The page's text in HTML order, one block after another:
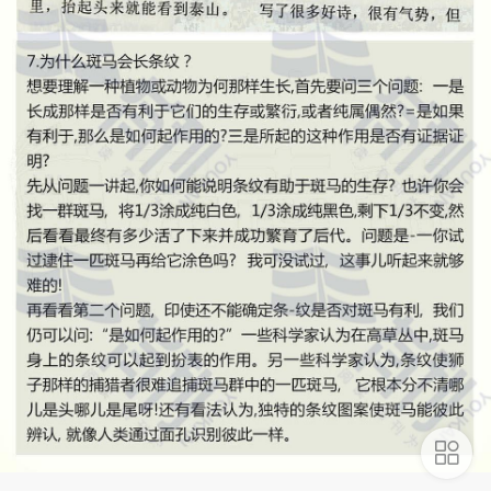
首页
分类
购物车
我的